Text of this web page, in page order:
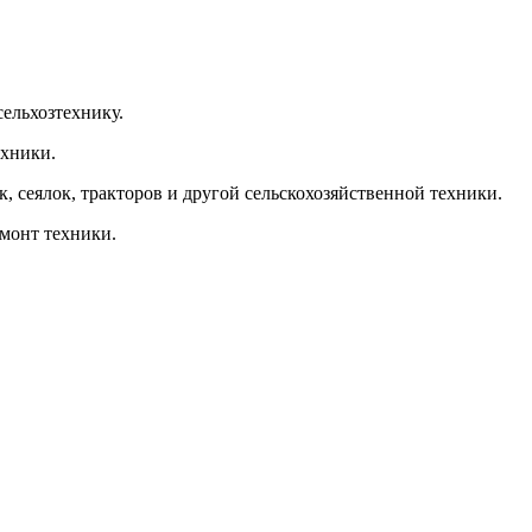
тракторов и другой сельскохозяйственной техники.
техники.